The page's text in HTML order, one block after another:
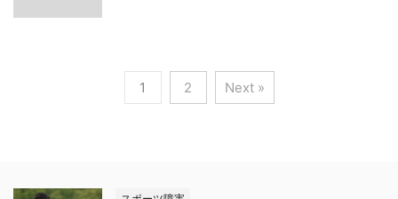
1 2 Next »